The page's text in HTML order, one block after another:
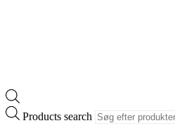
Products search